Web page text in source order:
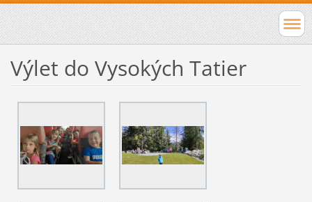
Výlet do Vysokých Tatier